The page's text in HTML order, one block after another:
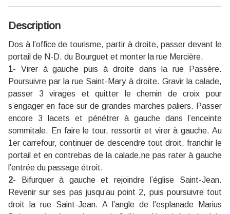
Description
Dos à l’office de tourisme, partir à droite, passer devant le
portail de N-D. du Bourguet et monter la rue Mercière.
1- Virer à gauche puis à droite dans la rue Passère.
Poursuivre par la rue Saint-Mary à droite. Gravir la calade,
passer 3 virages et quitter le chemin de croix pour
s’engager en face sur de grandes marches paliers. Passer
encore 3 lacets et pénétrer à gauche dans l’enceinte
sommitale. En faire le tour, ressortir et virer à gauche. Au
1er carrefour, continuer de descendre tout droit, franchir le
portail et en contrebas de la calade,ne pas rater à gauche
l’entrée du passage étroit.
2- Bifurquer à gauche et rejoindre l’église Saint-Jean.
Revenir sur ses pas jusqu’au point 2, puis poursuivre tout
droit la rue Saint-Jean. A l’angle de l’esplanade Marius